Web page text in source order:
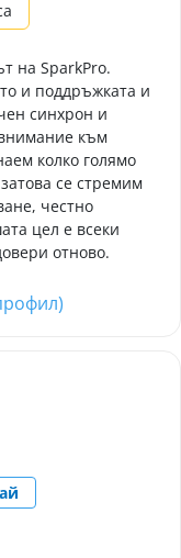
на SparkPro.
и поддръжката и
синхрон и
към
колко голямо
се стремим
честно
цел е всеки
отново.